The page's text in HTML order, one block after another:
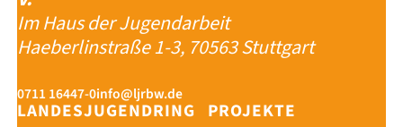
Im Haus der Jugendarbeit
Haeberlinstraße 1-3, 70563 Stuttgart
0711 16447-0info@ljrbw.de
LANDESJUGENDRING PROJEKTE